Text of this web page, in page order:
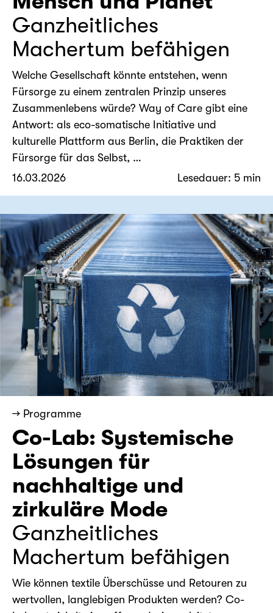
Ganzheitliches
Machertum befähigen
Welche Gesellschaft könnte entstehen, wenn
Fürsorge zu einem zentralen Prinzip unseres
Zusammenlebens würde? Way of Care gibt eine
Antwort: als eco-somatische Initiative und
kulturelle Plattform aus Berlin, die Praktiken der
Fürsorge für das Selbst, …
16.03.2026
Lesedauer: 5 min
→ Programme
Co-Lab: Systemische
Lösungen für
nachhaltige und
zirkuläre Mode
Ganzheitliches
Machertum befähigen
Wie können textile Überschüsse und Retouren zu
wertvollen, langlebigen Produkten werden? Co-